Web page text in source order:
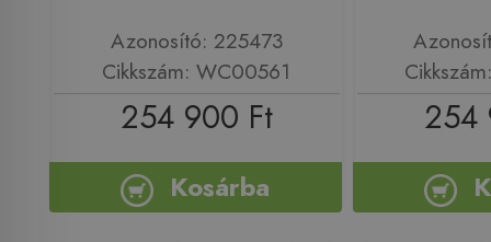
Azonosító: 225473
Cikkszám: WC00561
254 900 Ft
Kosárba
254